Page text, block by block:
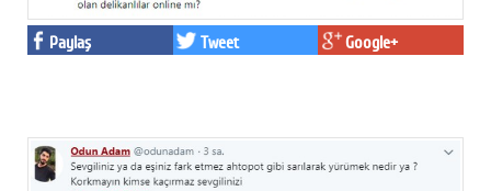
Paylaş Tweet Google+